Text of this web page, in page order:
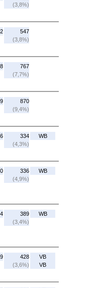
(3,8%)
547
(3,8%)
767
(7,7%)
870
(9,4%)
334
(4,3%)
WB
336
(4,9%)
WB
389
(3,4%)
WB
428
(3,6%)
VB
VB